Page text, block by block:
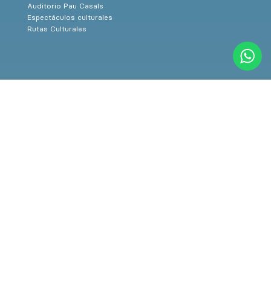
Auditorio Pau Casals
Espectáculos culturales
Rutas Culturales